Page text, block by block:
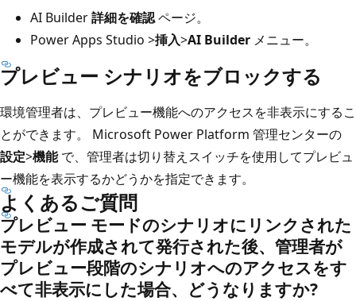
AI Builder詳細を確認ページ。
Power Apps Studio >挿入>AI Builder メニュー。
プレビュー シナリオをブロックする
環境管理者は、プレビュー機能へのアクセスを非表示にするこ
とができます。 Microsoft Power Platform 管理センターの
設定>機能で、管理者は切り替えスイッチを使用してプレビュ
ー機能を表示するかどうかを指定できます。
よくあるご質問
プレビュー モードのシナリオにリンクされた
モデルが作成されて発行された後、管理者が
プレビュー段階のシナリオへのアクセスをす
べて非表示にした場合、どうなりますか?